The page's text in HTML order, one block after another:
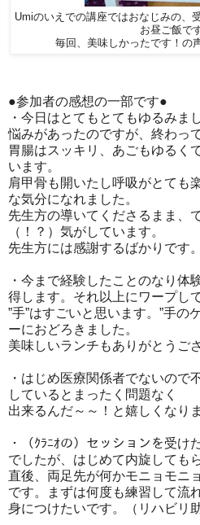
Umiのいえでの講座ではおなじみの、
お昼ご飯で
毎回、美味しかったです！の
●参加者の感想の一部です●
・今日はとてもとてもゆるみま
悩みがあったのですが、終わっ
胃腸はスッキリ、あごもゆるく
います。
肩甲骨も開いたし呼吸がとても
な気分になれました。
先生方の導いてくださるまま、
（！？）気がしています。
先生方には感謝するばかりです
・今まで経験したことのなり体
得します。それ以上にワープし
”手”はすごいと思います。”手の
ーにおどろきました。
美味しいランチもありがとうご
・はじめ医療関係者でないので
しているとまったく問題なく
出来るんだ～～！と嬉しくなり
・（ｸﾗﾆｵの）セッションを受け
でしたが、はじめて内旋しても
直後、両足先が何かモニョモニ
です。まずは何度も練習して流
身につけたいです。（リハビリ助